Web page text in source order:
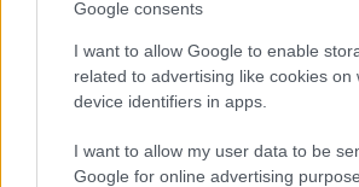
Google consents
I want to allow Google to enable
related to advertising like cookies on
device identifiers in apps.
I want to allow my user data to be
Google for online advertising
Στο ισόγειο παραθέριζε επίσης μια
ήταν ο πατέρας ενός γνωστού σημερινού
υποστηρικτή της αξιοποίησης των Ελ.
κύριος αυτός είχε υπάρξει πρύτανης του
ΔΕΠ και υπουργός ενέργειας του γέρο-